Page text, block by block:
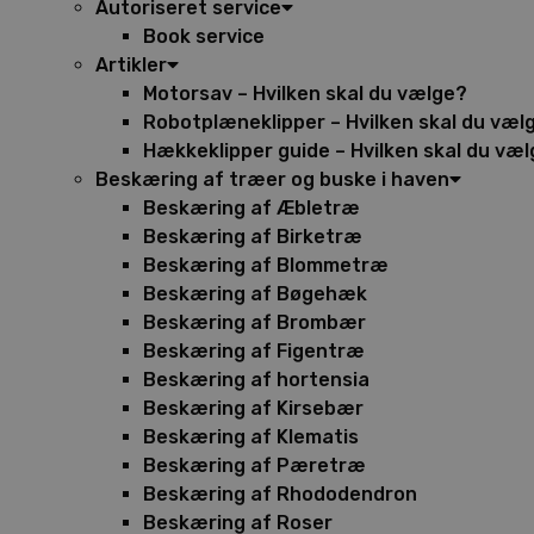
Autoriseret service
Book service
Artikler
Motorsav – Hvilken skal du vælge?
Robotplæneklipper – Hvilken skal du
Hækkeklipper guide – Hvilken skal du
Beskæring af træer og buske i haven
Beskæring af Æbletræ
Beskæring af Birketræ
Beskæring af Blommetræ
Beskæring af Bøgehæk
Beskæring af Brombær
Beskæring af Figentræ
Beskæring af hortensia
Beskæring af Kirsebær
Beskæring af Klematis
Beskæring af Pæretræ
Beskæring af Rhododendron
Beskæring af Roser